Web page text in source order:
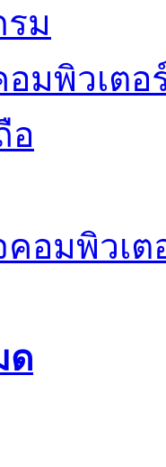
ม
มพิวเตอ
อ
อมพิวเต
ด